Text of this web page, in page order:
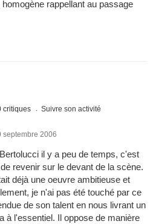
rappellant au passage
critiques Suivre son activité
septembre 2006
il y a peu de temps, c'est
revenir sur le devant de la scène.
déjà une oeuvre ambitieuse et
je n'ai pas été touché par ce
de son talent en nous livrant un
à l'essentiel. Il oppose de manière